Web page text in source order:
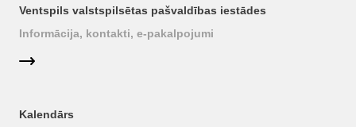
Ventspils valstspilsētas pašvaldības iestādes
Informācija, kontakti, e-pakalpojumi
Kalendārs